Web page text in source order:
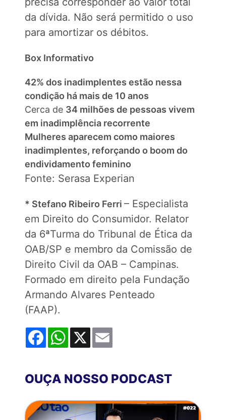
da dívida. Não será permitido o uso
para amortizar os débitos.
Box Informativo
42% dos inadimplentes estão nessa
condição há mais de 10 anos
Cerca de 34 milhões de pessoas vivem
em inadimplência recorrente
Mulheres aparecem como maiores
inadimplentes, reforçando o boom do
endividamento feminino
Fonte: Serasa Experian
* Stefano Ribeiro Ferri – Especialista
em Direito do Consumidor. Relator
da 6ªTurma do Tribunal de Ética da
OAB/SP e membro da Comissão de
Direito Civil da OAB – Campinas.
Formado em direito pela Fundação
Armando Alvares Penteado
(FAAP).
FacebookWhatsApp
X
OUÇA NOSSO PODCAST